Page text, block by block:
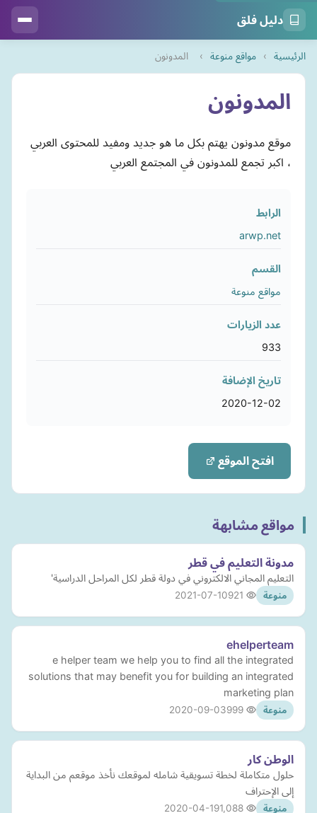
دليل فلق
الرئيسية › مواقع منوعة › المدونون
المدونون
موقع مدونون يهتم بكل ما هو جديد ومفيد للمحتوى العربي
، اكبر تجمع للمدونون في المجتمع العربي
الرابط
arwp.net
القسم
مواقع منوعة
عدد الزيارات
933
تاريخ الإضافة
2020-12-02
افتح الموقع
مواقع مشابهة
مدونة التعليم في قطر
التعليم المجاني الالكتروني في دولة قطر لكل المراحل الدراسية'
منوعة 2021-07-10
ehelperteam
e helper team we help you to find all the integrated
solutions that may benefit you for building an integrated
marketing plan
منوعة 2020-09-03
الوطن كار
حلول متكاملة لخطة تسويقية شامله لموقعك نأخذ موقعم من البداية
إلى الإحتراف
منوعة 2020-04-19